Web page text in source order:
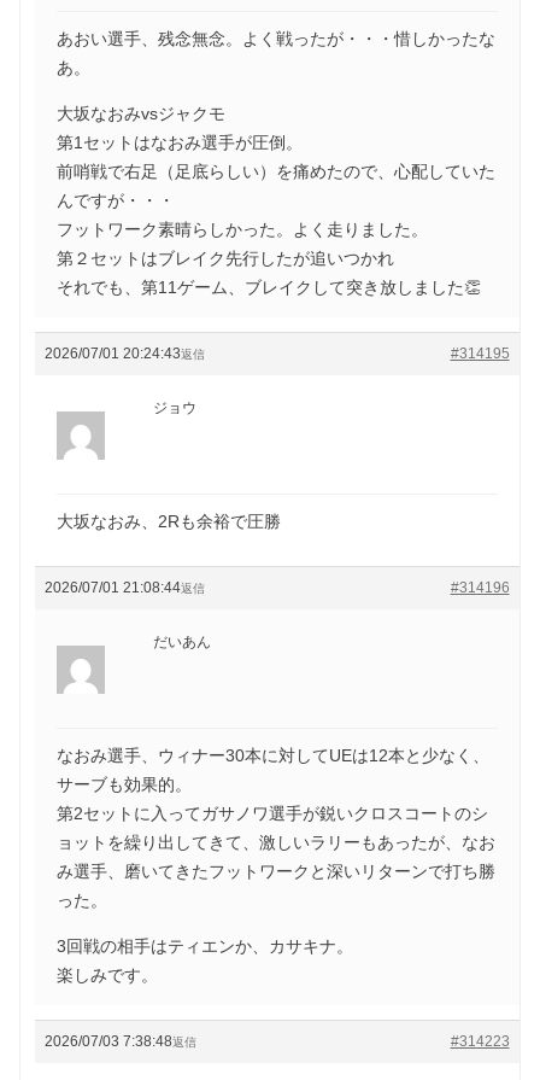
あおい選手、残念無念。よく戦ったが・・・惜しかったな
あ。
大坂なおみvsジャクモ
第1セットはなおみ選手が圧倒。
前哨戦で右足（足底らしい）を痛めたので、心配していた
んですが・・・
フットワーク素晴らしかった。よく走りました。
第２セットはブレイク先行したが追いつかれ
それでも、第11ゲーム、ブレイクして突き放しました👏
2026/07/01 20:24:43 #314195
返信
ジョウ
大坂なおみ、2Rも余裕で圧勝
2026/07/01 21:08:44 #314196
返信
だいあん
なおみ選手、ウィナー30本に対してUEは12本と少なく、
サーブも効果的。
第2セットに入ってガサノワ選手が鋭いクロスコートのシ
ョットを繰り出してきて、激しいラリーもあったが、なお
み選手、磨いてきたフットワークと深いリターンで打ち勝
った。
3回戦の相手はティエンか、カサキナ。
楽しみです。
2026/07/03 7:38:48 #314223
返信